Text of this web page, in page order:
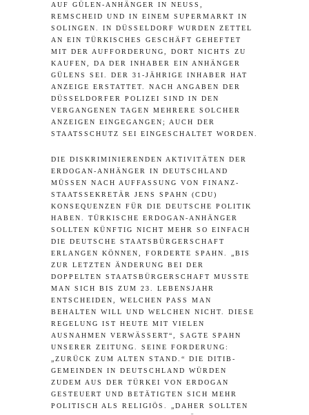
AUF GÜLEN-ANHÄNGER IN NEUSS,
REMSCHEID UND IN EINEM SUPERMARKT IN
SOLINGEN. IN DÜSSELDORF WURDEN ZETTEL
AN EIN TÜRKISCHES GESCHÄFT GEHEFTET
MIT DER AUFFORDERUNG, DORT NICHTS ZU
KAUFEN, DA DER INHABER EIN ANHÄNGER
GÜLENS SEI. DER 31-JÄHRIGE INHABER HAT
ANZEIGE ERSTATTET. NACH ANGABEN DER
DÜSSELDORFER POLIZEI SIND IN DEN
VERGANGENEN TAGEN MEHRERE SOLCHER
ANZEIGEN EINGEGANGEN; AUCH DER
STAATSSCHUTZ SEI EINGESCHALTET WORDEN.
DIE DISKRIMINIERENDEN AKTIVITÄTEN DER
ERDOGAN-ANHÄNGER IN DEUTSCHLAND
MÜSSEN NACH AUFFASSUNG VON FINANZ-
STAATSSEKRETÄR JENS SPAHN (CDU)
KONSEQUENZEN FÜR DIE DEUTSCHE POLITIK
HABEN. TÜRKISCHE ERDOGAN-ANHÄNGER
SOLLTEN KÜNFTIG NICHT MEHR SO EINFACH
DIE DEUTSCHE STAATSBÜRGERSCHAFT
ERLANGEN KÖNNEN, FORDERTE SPAHN. „BIS
ZUR LETZTEN ÄNDERUNG BEI DER
DOPPELTEN STAATSBÜRGERSCHAFT MUSSTE
MAN SICH BIS ZUM 23. LEBENSJAHR
ENTSCHEIDEN, WELCHEN PASS MAN
BEHALTEN WILL UND WELCHEN NICHT. DIESE
REGELUNG IST HEUTE MIT VIELEN
AUSNAHMEN VERWÄSSERT“, SAGTE SPAHN
UNSERER ZEITUNG. SEINE FORDERUNG:
„ZURÜCK ZUM ALTEN STAND.“ DIE DITIB-
GEMEINDEN IN DEUTSCHLAND WÜRDEN
ZUDEM AUS DER TÜRKEI VON ERDOGAN
GESTEUERT UND BETÄTIGTEN SICH MEHR
POLITISCH ALS RELIGIÖS. „DAHER SOLLTEN